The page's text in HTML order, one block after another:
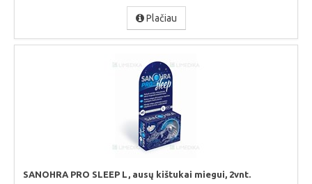
Plačiau
SANOHRA PRO SLEEP L, ausų kištukai miegui, 2vnt.